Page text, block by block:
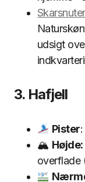
udsigt
3. Hafjell
Pister
🏔 Højde:
overflade